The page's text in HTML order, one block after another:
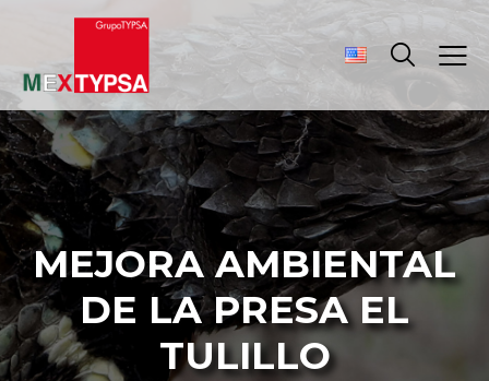
MEJORA AMBIENTAL
DE LA PRESA EL
TULILLO